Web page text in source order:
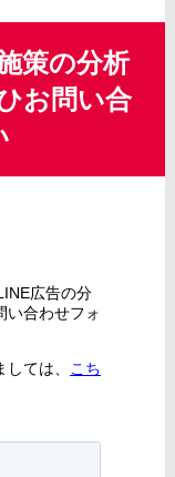
策の分析
お問い合